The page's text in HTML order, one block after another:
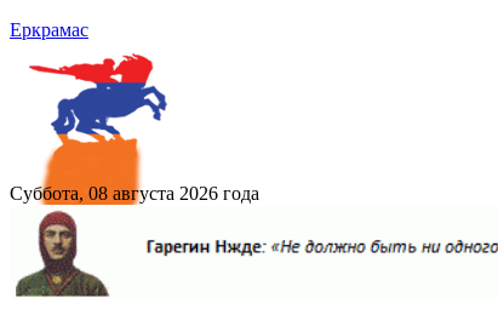
Еркрамас
Суббота, 08 августа 2026 года